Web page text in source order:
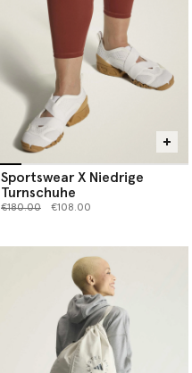
Sportswear X Niedrige
Turnschuhe
Preis reduziert von
€180.00bis€108.00